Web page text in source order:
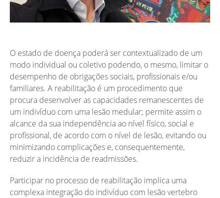
O estado de doença poderá ser contextualizado de um
modo individual ou coletivo podendo, o mesmo, limitar o
desempenho de obrigações sociais, profissionais e/ou
familiares. A reabilitação é um procedimento que
procura desenvolver as capacidades remanescentes de
um indivíduo com uma lesão medular; permite assim o
alcance da sua independência ao nível físico, social e
profissional, de acordo com o nível de lesão, evitando ou
minimizando complicações e, consequentemente,
reduzir a incidência de readmissões.
Participar no processo de reabilitação implica uma
complexa integração do indivíduo com lesão vertebro